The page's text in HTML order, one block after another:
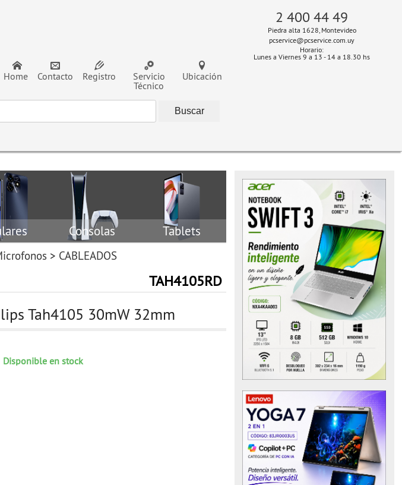
Ubicación
Servicio
Técnico
Registro
Contacto
Home
2 400 44 49
Piedra alta 1628, Montevideo
pcservice@pcservice.com.uy
Horario:
Lunes a Viernes 9 a 13 - 14 a 18.30 hs
Consolas Tablets
> CABLEADOS
TAH4105RD
Tah4105 30mW 32mm
Disponible en stock